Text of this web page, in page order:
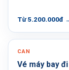
Từ 5.200.000đ
CAN
Vé máy bay